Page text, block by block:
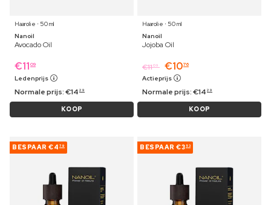
Haarolie ⋅ 50 ml
Nanoil
Avocado Oil
€11 09
Ledenprijs
Normale prijs:€14 29
KOOP
Haarolie ⋅ 50 ml
Nanoil
Jojoba Oil
€1109 €1076
Actieprijs
Normale prijs:€14 29
KOOP
BESPAAR €4 79 BESPAAR €3 53